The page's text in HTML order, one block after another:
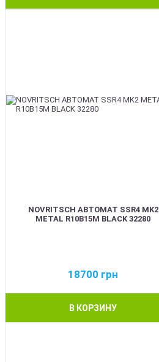
NOVRITSCH АВТОМАТ SSR4 MK2
METAL R10B15M BLACK 32280
18700 грн
В КОРЗИНУ